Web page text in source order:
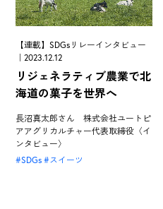
【連載】SDGsリレーインタビュー
｜2023.12.12
リジェネラティブ農業で北
海道の菓子を世界へ
長沼真太郎さん 株式会社ユートピ
アアグリカルチャー代表取締役〈イ
ンタビュー〉
SDGs
スイーツ